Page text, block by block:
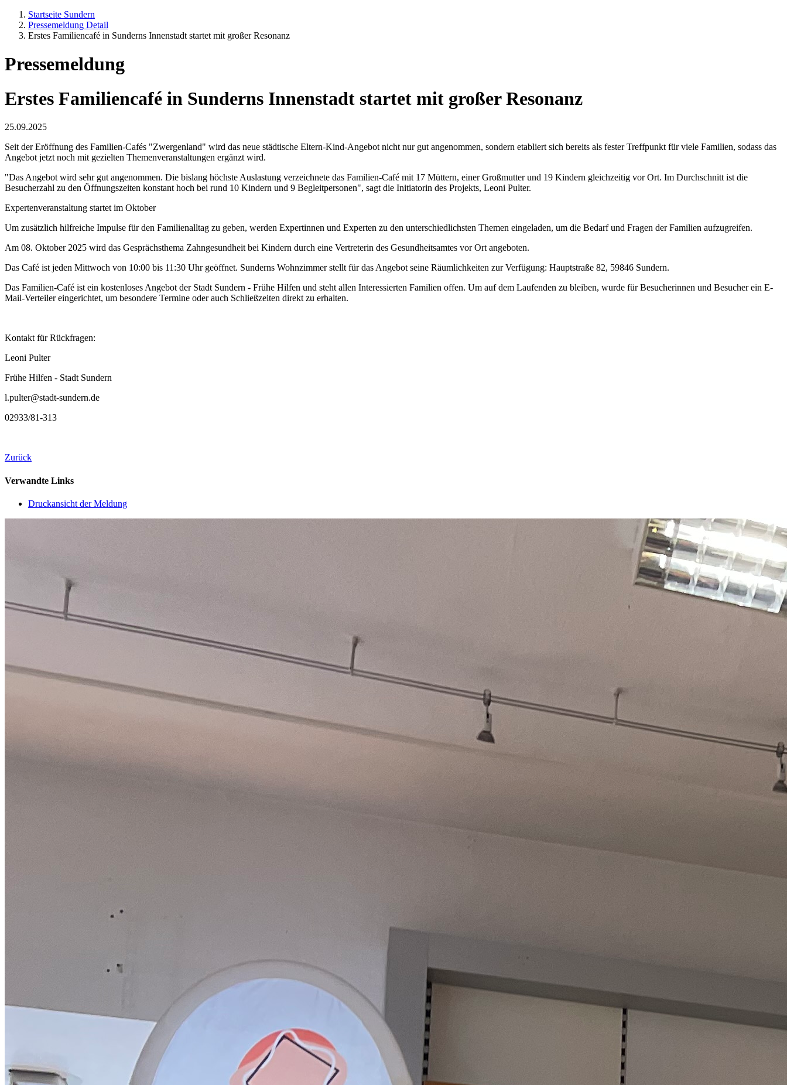
Startseite Sundern
Pressemeldung Detail
Erstes Familiencafé in Sunderns Innenstadt startet mit großer Resonanz
Pressemeldung
Erstes Familiencafé in Sunderns Innenstadt startet mit großer Resonanz
25.09.2025
Seit der Eröffnung des Familien-Cafés "Zwergenland" wird das neue städtische Eltern-Kind-Angebot nicht nur gut angenommen, sondern etabliert sich bereits als fester Treffpunkt für viele Familien, sodass das
Angebot jetzt noch mit gezielten Themenveranstaltungen ergänzt wird.
"Das Angebot wird sehr gut angenommen. Die bislang höchste Auslastung verzeichnete das Familien-Café mit 17 Müttern, einer Großmutter und 19 Kindern gleichzeitig vor Ort. Im Durchschnitt ist die
Besucherzahl zu den Öffnungszeiten konstant hoch bei rund 10 Kindern und 9 Begleitpersonen", sagt die Initiatorin des Projekts, Leoni Pulter.
Expertenveranstaltung startet im Oktober
Um zusätzlich hilfreiche Impulse für den Familienalltag zu geben, werden Expertinnen und Experten zu den unterschiedlichsten Themen eingeladen, um die Bedarf und Fragen der Familien aufzugreifen.
Am 08. Oktober 2025 wird das Gesprächsthema Zahngesundheit bei Kindern durch eine Vertreterin des Gesundheitsamtes vor Ort angeboten.
Das Café ist jeden Mittwoch von 10:00 bis 11:30 Uhr geöffnet. Sunderns Wohnzimmer stellt für das Angebot seine Räumlichkeiten zur Verfügung: Hauptstraße 82, 59846 Sundern.
Das Familien-Café ist ein kostenloses Angebot der Stadt Sundern - Frühe Hilfen und steht allen Interessierten Familien offen. Um auf dem Laufenden zu bleiben, wurde für Besucherinnen und Besucher ein E-
Mail-Verteiler eingerichtet, um besondere Termine oder auch Schließzeiten direkt zu erhalten.
Kontakt für Rückfragen:
Leoni Pulter
Frühe Hilfen - Stadt Sundern
l.pulter@stadt-sundern.de
02933/81-313
Zurück
Verwandte Links
Druckansicht der Meldung